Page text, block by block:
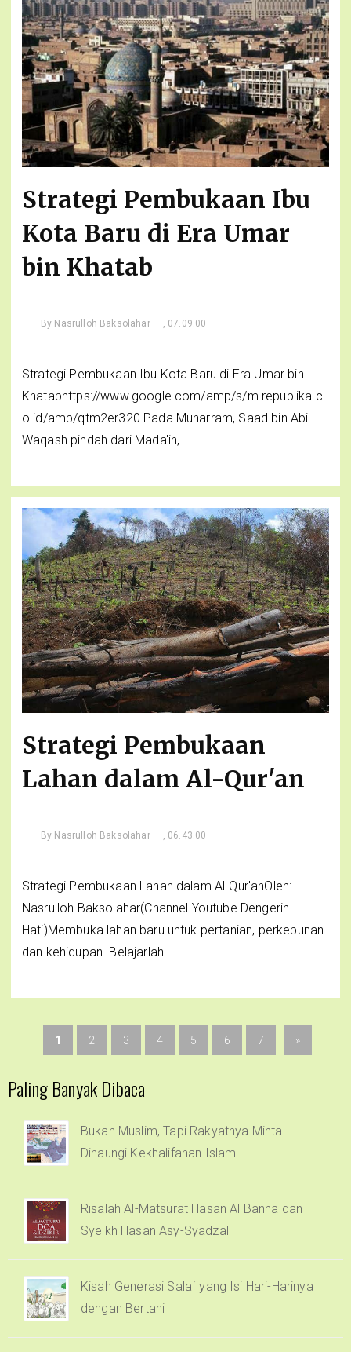
Strategi Pembukaan Ibu
Kota Baru di Era Umar
bin Khatab
By Nasrulloh Baksolahar , 07.09.00
Strategi Pembukaan Ibu Kota Baru di Era Umar bin
Khatabhttps://www.google.com/amp/s/m.republika.c
o.id/amp/qtm2er320 Pada Muharram, Saad bin Abi
Waqash pindah dari Mada'in,...
Strategi Pembukaan
Lahan dalam Al-Qur'an
By Nasrulloh Baksolahar , 06.43.00
Strategi Pembukaan Lahan dalam Al-Qur'anOleh:
Nasrulloh Baksolahar(Channel Youtube Dengerin
Hati)Membuka lahan baru untuk pertanian, perkebunan
dan kehidupan. Belajarlah...
1 2 3 4 5 6 7 »
Paling Banyak Dibaca
Bukan Muslim, Tapi Rakyatnya Minta
Dinaungi Kekhalifahan Islam
Risalah Al-Matsurat Hasan Al Banna dan
Syeikh Hasan Asy-Syadzali
Kisah Generasi Salaf yang Isi Hari-Harinya
dengan Bertani